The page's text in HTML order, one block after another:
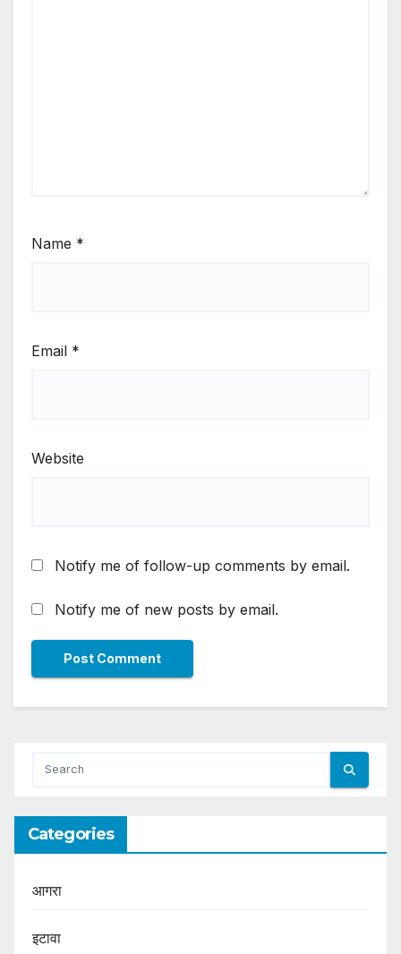
Name *
Email *
Website
Notify me of follow-up comments by email.
Notify me of new posts by email.
Categories
आगरा
इटावा